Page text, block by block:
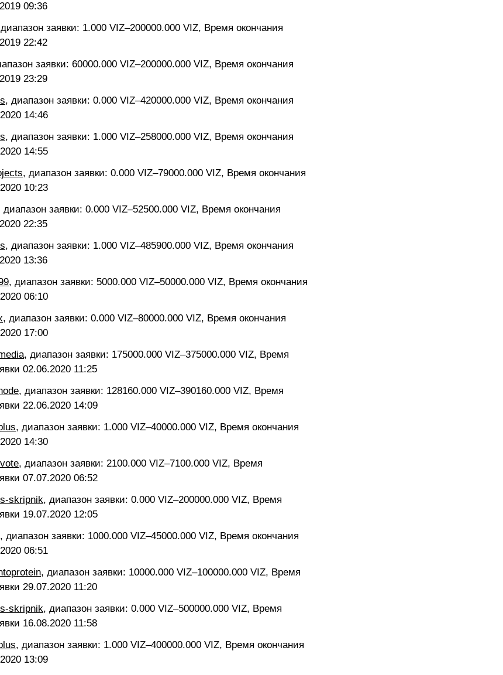
09:36
заявки: 1.000 VIZ–200000.000 VIZ, Время окончания
22:42
заявки: 60000.000 VIZ–200000.000 VIZ, Время окончания
23:29
, диапазон заявки: 0.000 VIZ–420000.000 VIZ, Время окончания
14:46
, диапазон заявки: 1.000 VIZ–258000.000 VIZ, Время окончания
14:55
, диапазон заявки: 0.000 VIZ–79000.000 VIZ, Время окончания
10:23
диапазон заявки: 0.000 VIZ–52500.000 VIZ, Время окончания
22:35
, диапазон заявки: 1.000 VIZ–485900.000 VIZ, Время окончания
13:36
, диапазон заявки: 5000.000 VIZ–50000.000 VIZ, Время окончания
06:10
, диапазон заявки: 0.000 VIZ–80000.000 VIZ, Время окончания
17:00
, диапазон заявки: 175000.000 VIZ–375000.000 VIZ, Время
02.06.2020 11:25
, диапазон заявки: 128160.000 VIZ–390160.000 VIZ, Время
22.06.2020 14:09
, диапазон заявки: 1.000 VIZ–40000.000 VIZ, Время окончания
14:30
, диапазон заявки: 2100.000 VIZ–7100.000 VIZ, Время
07.07.2020 06:52
skripnik, диапазон заявки: 0.000 VIZ–200000.000 VIZ, Время
19.07.2020 12:05
, диапазон заявки: 1000.000 VIZ–45000.000 VIZ, Время окончания
06:51
, диапазон заявки: 10000.000 VIZ–100000.000 VIZ, Время
29.07.2020 11:20
skripnik, диапазон заявки: 0.000 VIZ–500000.000 VIZ, Время
16.08.2020 11:58
, диапазон заявки: 1.000 VIZ–400000.000 VIZ, Время окончания
13:09